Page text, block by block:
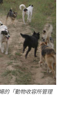
的「動物收容所管理